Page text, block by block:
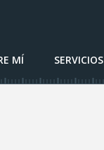
MÍ SERVICIOS